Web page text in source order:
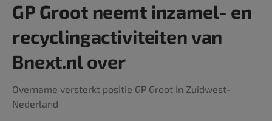
GP Groot neemt inzamel- en
recyclingactiviteiten van
Bnext.nl over
Overname versterkt positie GP Groot in Zuidwest-
Nederland